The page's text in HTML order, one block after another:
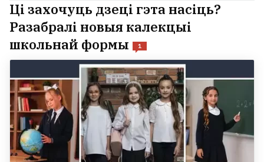
Ці захочуць дзеці гэта насіць?
Разабралі новыя калекцыі
школьнай формы
1